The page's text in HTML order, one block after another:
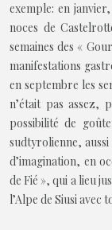
exemple: en
noces de
semaines des «
manifestations
en septembre les
n’était pas assez,
possibilité de
sudtyrolienne,
d’imagination, en
de Fié », qui a lieu
l’Alpe de Siusi avec